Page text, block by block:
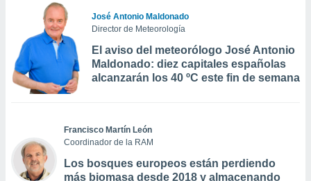
José Antonio Maldonado
Director de Meteorología
El aviso del meteorólogo José Antonio
Maldonado: diez capitales españolas
alcanzarán los 40 ºC este fin de semana
Francisco Martín León
Coordinador de la RAM
Los bosques europeos están perdiendo
más biomasa desde 2018 y almacenando